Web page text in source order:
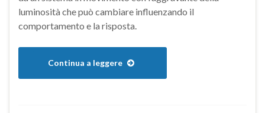
luminosità che può cambiare influenzando il
comportamento e la risposta.
Continua a leggere